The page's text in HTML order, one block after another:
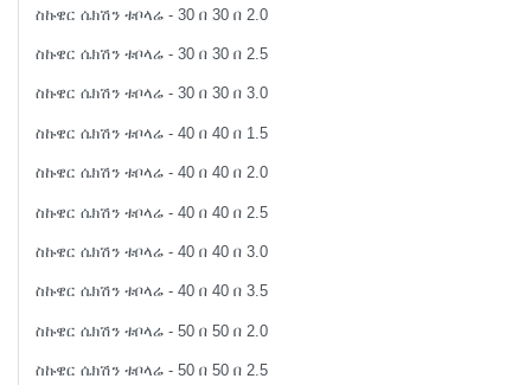
ስኩዌር ሴክሽን ቱቦላሬ - 30 በ 30 በ 2.0
ስኩዌር ሴክሽን ቱቦላሬ - 30 በ 30 በ 2.5
ስኩዌር ሴክሽን ቱቦላሬ - 30 በ 30 በ 3.0
ስኩዌር ሴክሽን ቱቦላሬ - 40 በ 40 በ 1.5
ስኩዌር ሴክሽን ቱቦላሬ - 40 በ 40 በ 2.0
ስኩዌር ሴክሽን ቱቦላሬ - 40 በ 40 በ 2.5
ስኩዌር ሴክሽን ቱቦላሬ - 40 በ 40 በ 3.0
ስኩዌር ሴክሽን ቱቦላሬ - 40 በ 40 በ 3.5
ስኩዌር ሴክሽን ቱቦላሬ - 50 በ 50 በ 2.0
ስኩዌር ሴክሽን ቱቦላሬ - 50 በ 50 በ 2.5